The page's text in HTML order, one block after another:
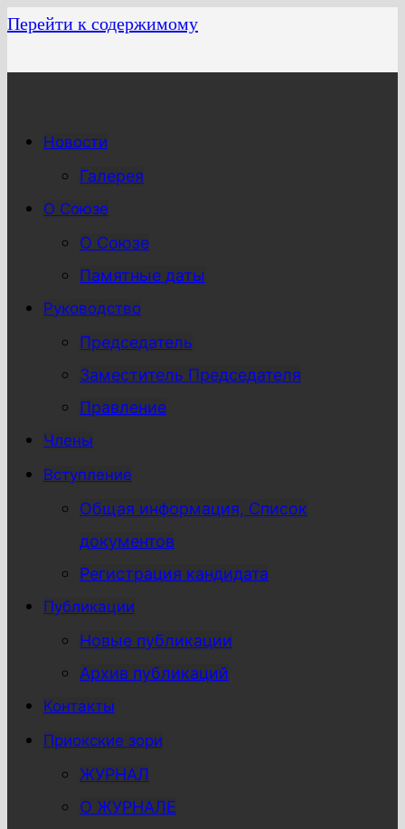
Перейти к содержимому
Новости
Галерея
О Союзе
О Союзе
Памятные даты
Руководство
Председатель
Заместитель Председателя
Правление
Члены
Вступление
Общая информация, Список
документов
Регистрация кандидата
Публикации
Новые публикации
Архив публикаций
Контакты
Приокские зори
ЖУРНАЛ
О ЖУРНАЛЕ